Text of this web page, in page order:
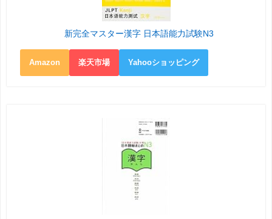
新完全マスター漢字 日本語能力試験N3
Amazon 楽天市場 Yahooショッピング